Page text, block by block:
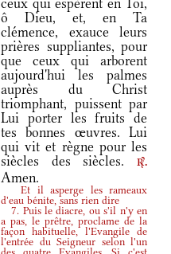
ceux qui espèrent en Toi,
ô Dieu, et, en Ta
clémence, exauce leurs
prières suppliantes, pour
que ceux qui arborent
aujourd'hui les palmes
auprès du Christ
triomphant, puissent par
Lui porter les fruits de
tes bonnes œuvres. Lui
qui vit et règne pour les
siècles des siècles.
r.
Amen.
Et il asperge les rameaux
d'eau bénite, sans rien dire
7. Puis le diacre, ou s'il n'y en
a pas, le prêtre, proclame de la
façon habituelle, l'Evangile de
l'entrée du Seigneur selon l'un